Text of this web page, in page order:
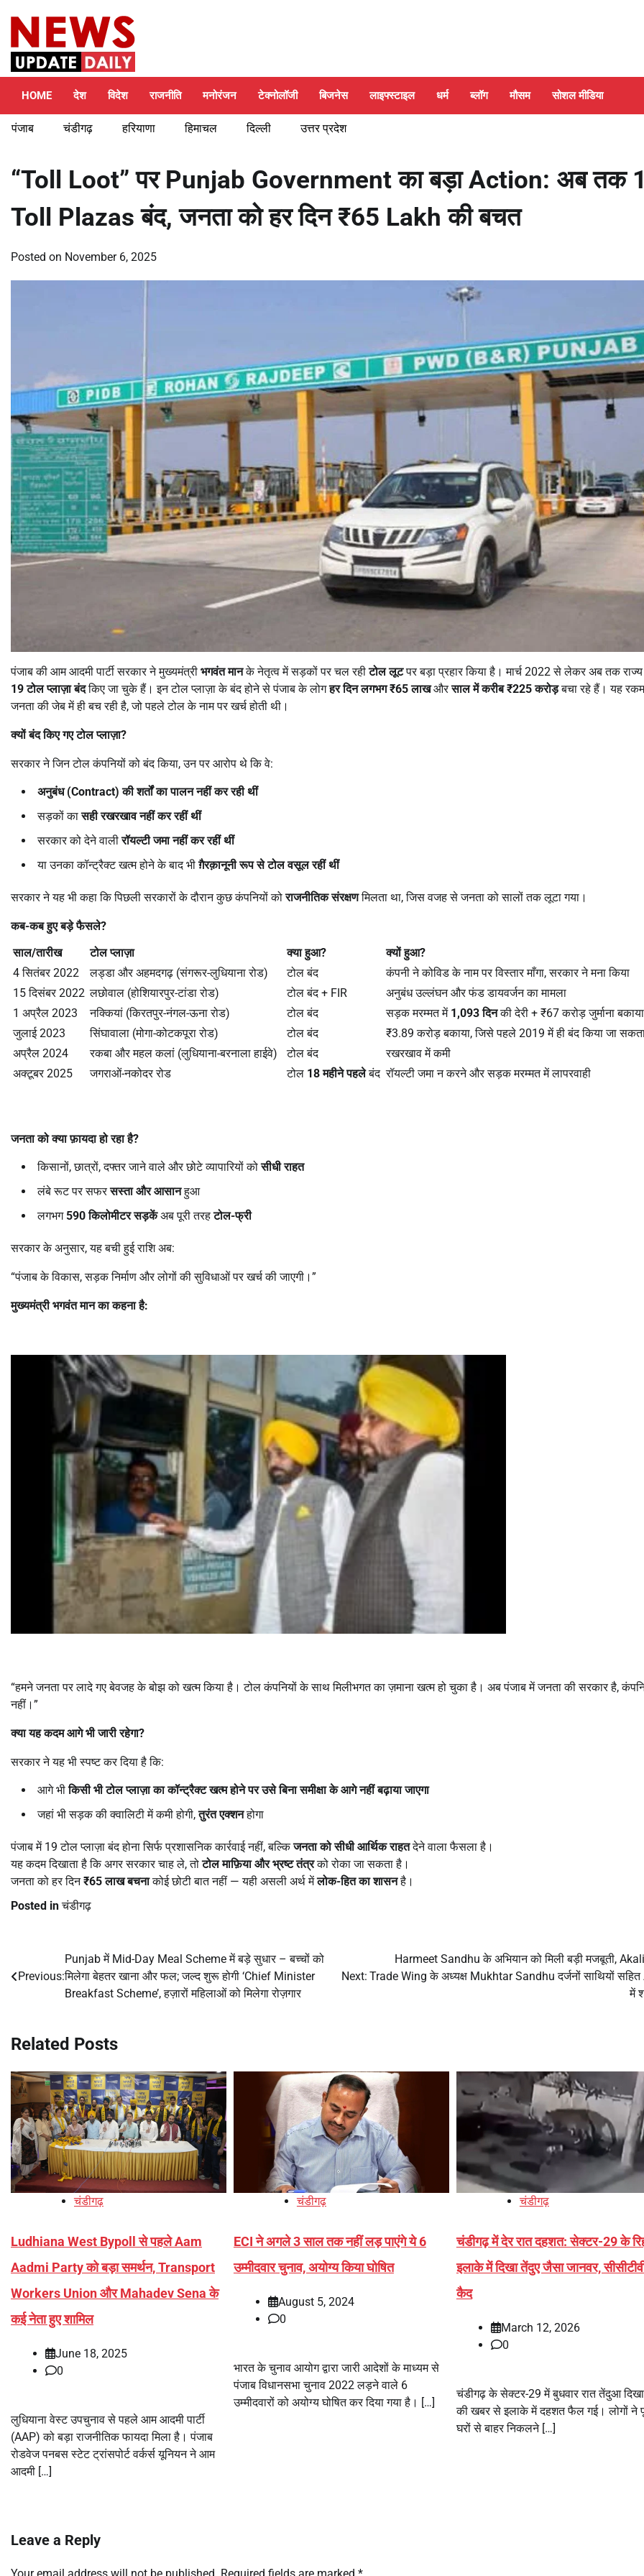
content
HOME देश विदेश राजनीति मनोरंजन टेक्नोलॉजी बिजनेस लाइफ्स्टाइल धर्म ब्लॉग मौसम सोशल मीडिया
पंजाब चंडीगढ़ हरियाणा हिमाचल दिल्ली उत्तर प्रदेश
“Toll Loot” पर Punjab Government का बड़ा Action: अब तक
Toll Plazas बंद, जनता को हर दिन ₹65 Lakh की बचत
Posted on November 6, 2025
पंजाब की आम आदमी पार्टी सरकार ने मुख्यमंत्री भगवंत मानके नेतृत्व में सड़कों पर चल रहीटोल लूटपर बड़ा प्रहार किया है। मार्च 2022 से लेकर अब तक
19टोल प्लाज़ा बंदकिए जा चुके हैं। इन टोल प्लाज़ा के बंद होने से पंजाब के लोगहर दिन लगभग₹65लाखऔरसाल में करीब₹225करोड़बचा रहे हैं। यह
जनता की जेब में ही बच रही है, जो पहले टोल के नाम पर खर्च होती थी।
क्यों बंद किए गए टोल प्लाज़ा?
सरकार ने जिन टोल कंपनियों को बंद किया, उन पर आरोप थे कि वे:
अनुबंध (Contract)की शर्तों का पालन नहीं कर रही थीं
सड़कों कासही रखरखाव नहीं कर रहीं थीं
सरकार को देने वालीरॉयल्टी जमा नहीं कर रहीं थीं
या उनका कॉन्ट्रैक्ट खत्म होने के बाद भीग़ैरक़ानूनी रूप से टोल वसूल रहीं थीं
सरकार ने यह भी कहा कि पिछली सरकारों के दौरान कुछ कंपनियों कोराजनीतिक संरक्षणमिलता था, जिस वजह से जनता को सालों तक लूटा गया।
कब-कब हुए बड़े फैसले?
साल/तारीख
टोल प्लाज़ा क्या हुआ? क्यों हुआ?
4 सितंबर 2022
लड्डा और अहमदगढ़ (संगरूर-लुधियाना रोड) टोल बंद
कंपनी ने कोविड के नाम पर विस्तार माँगा, सरकार ने मना किया
15 दिसंबर 2022 लछोवाल (होशियारपुर-टांडा रोड) टोल बंद + FIR
अनुबंध उल्लंघन और फंड डायवर्जन का मामला
1 अप्रैल 2023
नक्कियां (किरतपुर-नंगल-ऊना रोड) टोल बंद सड़क मरम्मत में 1,093दिनकी देरी + ₹67 करोड़ जुर्माना बकाया
जुलाई 2023
सिंघावाला (मोगा-कोटकपूरा रोड) टोल बंद
₹3.89 करोड़ बकाया, जिसे पहले 2019 में ही बंद किया जा
अप्रैल 2024
रकबा और महल कलां (लुधियाना-बरनाला हाईवे) टोल बंद
रखरखाव में कमी
अक्टूबर 2025
जगराओं-नकोदर रोड टोल 18महीने पहलेबंद रॉयल्टी जमा न करने और सड़क मरम्मत में लापरवाही
जनता को क्या फ़ायदा हो रहा है?
किसानों, छात्रों, दफ्तर जाने वाले और छोटे व्यापारियों कोसीधी राहत
लंबे रूट पर सफरसस्ता और आसानहुआ
लगभग590किलोमीटर सड़केंअब पूरी तरहटोल-फ्री
सरकार के अनुसार, यह बची हुई राशि अब:
“पंजाब के विकास, सड़क निर्माण और लोगों की सुविधाओं पर खर्च की जाएगी।”
मुख्यमंत्री भगवंत मान का कहना है:
“हमने जनता पर लादे गए बेवजह के बोझ को खत्म किया है। टोल कंपनियों के साथ मिलीभगत का ज़माना खत्म हो चुका है। अब पंजाब में जनता की सरकार है,
नहीं।”
क्या यह कदम आगे भी जारी रहेगा?
सरकार ने यह भी स्पष्ट कर दिया है कि:
आगे भीकिसी भी टोल प्लाज़ा का कॉन्ट्रैक्ट खत्म होने पर उसे बिना समीक्षा के आगे नहीं बढ़ाया जाएगा
जहां भी सड़क की क्वालिटी में कमी होगी,तुरंत एक्शनहोगा
पंजाब में 19 टोल प्लाज़ा बंद होना सिर्फ प्रशासनिक कार्रवाई नहीं, बल्किजनता को सीधी आर्थिक राहतदेने वाला फैसला है।
यह कदम दिखाता है कि अगर सरकार चाह ले, तोटोल माफ़िया और भ्रष्ट तंत्रको रोका जा सकता है।
जनता को हर दिन₹65लाख बचनाकोई छोटी बात नहीं — यही असली अर्थ मेंलोक-हित का शासनहै।
Posted inचंडीगढ़
navigation
Previous:
Punjab में Mid-Day Meal Scheme में बड़े सुधार – बच्चों को
मिलेगा बेहतर खाना और फल; जल्द शुरू होगी ‘Chief Minister
Breakfast Scheme’, हज़ारों महिलाओं को मिलेगा रोज़गार
Next:
Harmeet Sandhu के अभियान को मिली बड़ी मजबूती,
Trade Wing के अध्यक्ष Mukhtar Sandhu दर्जनों साथियों सहित
में
Related Posts
चंडीगढ़
Ludhiana West Bypoll से पहले Aam
Aadmi Party को बड़ा समर्थन, Transport
Workers Union और Mahadev Sena के
कई नेता हुए शामिल
June 18, 2025
0
लुधियाना वेस्ट उपचुनाव से पहले आम आदमी पार्टी
(AAP) को बड़ा राजनीतिक फायदा मिला है। पंजाब
रोडवेज पनबस स्टेट ट्रांसपोर्ट वर्कर्स यूनियन ने आम
आदमी […]
चंडीगढ़
ECI ने अगले 3 साल तक नहीं लड़ पाएंगे ये 6
उम्मीदवार चुनाव, अयोग्य किया घोषित
August 5, 2024
0
भारत के चुनाव आयोग द्वारा जारी आदेशों के माध्यम से
पंजाब विधानसभा चुनाव 2022 लड़ने वाले 6
उम्मीदवारों को अयोग्य घोषित कर दिया गया है। […]
चंडीगढ़
चंडीगढ़ में देर रात दहशत: सेक्टर-29 के
इलाके में दिखा तेंदुए जैसा जानवर,
कैद
March 12, 2026
0
चंडीगढ़ के सेक्टर-29 में बुधवार रात तेंदुआ
की खबर से इलाके में दहशत फैल गई। लोगों ने
घरों से बाहर निकलने […]
Leave a Reply
Your email address will not be published. Required fields are marked *